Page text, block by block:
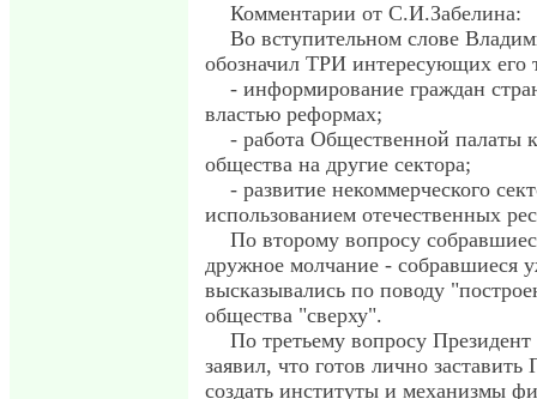
Комментарии от С.И.Забелина:
Во вступительном слове
обозначил ТРИ интересующих его
- информирование граждан
властью реформах;
- работа Общественной палаты
общества на другие сектора;
- развитие некоммерческого
использованием отечественных
По второму вопросу
дружное молчание - собравшиеся
высказывались по поводу
общества "сверху".
По третьему вопросу Президент
заявил, что готов лично заставить
создать институты и механизмы